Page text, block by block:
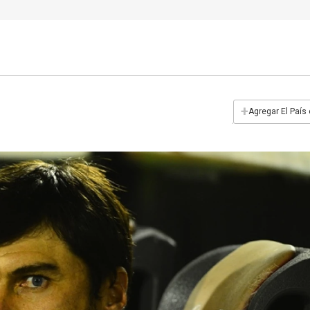
+Agregar El País